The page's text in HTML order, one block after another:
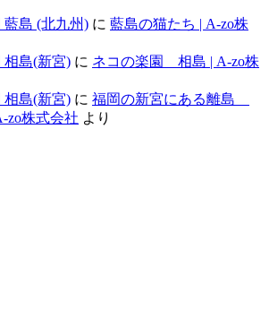
藍島 (北九州) に 藍島の猫たち | A-zo株
相島(新宮) に ネコの楽園 相島 | A-zo株
相島(新宮) に 福岡の新宮にある離島
zo株式会社 より